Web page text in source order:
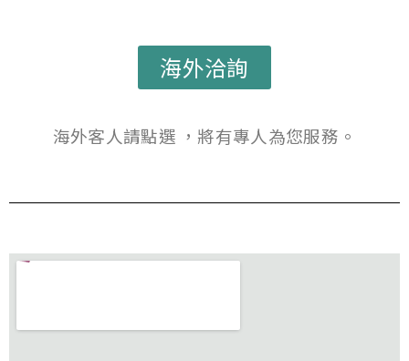
海外洽詢
海外客人請點選 ，將有專人為您服務。